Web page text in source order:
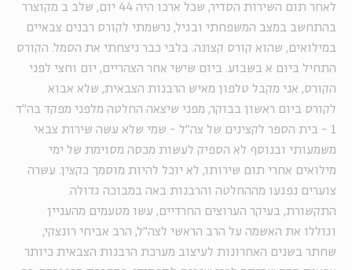
לאחר תום השירות הסדיר, שכל ארכו היה 44 יום, שלב ב מקוצרר
בהתחשב במצב המשפחתי ובגיל, נרשמתי לקורס רבנים צבאיים
במילואים, שהוא קורס קצונה. בלבי כבר ניצחתי את הסמל. הקורס
התחיל ביום א בשבוע. ביום שישי אחר הצהריים, יום וחצי לפני
הקורס, אני מקבל טלפון מאיש הרבנות הצבאית, שלא אבוא
לקורס ביום ראשון בבוקר, מפני שיצאה החלטה מלפני מפקד בה"ד
1 - בית הספר לקצינים של צה"ל - שמי שלא עשה שירות צבאי
משמעותי ובנוסף לא הספיק לעשות מכסה מסוימת של ימי
מילואים אחרי תום שירותו, לא יוכל להיות מוסמך כקצין. עשרה
צוערים נפגעו מההחלטה והרבנות באה במבוכה גדולה.
התקשורת, בעיקר הערוצים החרדיים, עשו מטעמים מהעניין
וגוללו את האשמה על הרב הראשי לצה"ל, הרב אביחי רונצקי,
שחתר בשנים האחרונות לעיצוב מערכת הרבנות הצבאית כיותר